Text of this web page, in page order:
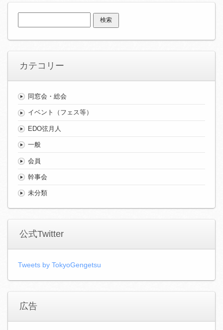
索:
カテコリー
同窓会・総会
イベント（フェス等）
EDO弦月人
一般
会員
幹事会
未分類
公式Twitter
Tweets by TokyoGengetsu
広告